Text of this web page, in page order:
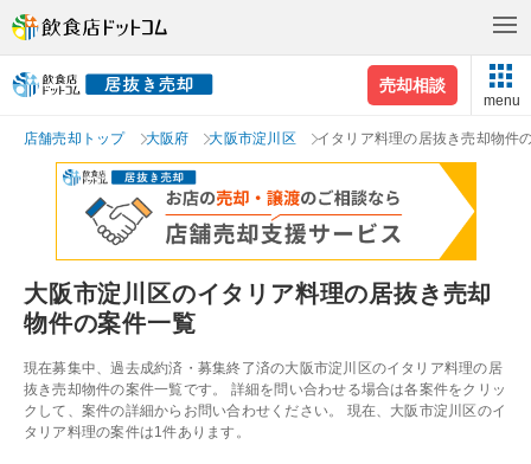
売却相談
menu
店舗売却トップ 大阪府 大阪市淀川区 イタリア料理の居抜き売却物件
大阪市淀川区のイタリア料理の居抜き売却
物件の案件一覧
現在募集中、過去成約済・募集終了済の大阪市淀川区のイタリア料理の居
抜き売却物件の案件一覧です。 詳細を問い合わせる場合は各案件をクリッ
クして、案件の詳細からお問い合わせください。 現在、大阪市淀川区のイ
タリア料理の案件は1件あります。